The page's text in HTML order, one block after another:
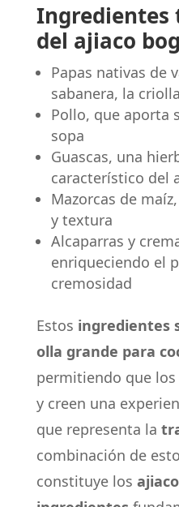
Ingredientes
del ajiaco
Papas nativas de
sabanera, la
Pollo, que aporta
sopa
Guascas, una
característico del
Mazorcas de
y textura
Alcaparras y
enriqueciendo el
cremosidad
Estos ingredientes
olla grande para
permitiendo que
y creen una
que representa la
combinación de
constituye los